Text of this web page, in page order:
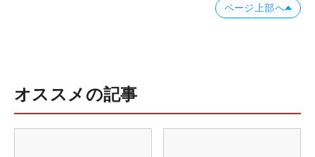
ページ上部へ
オススメの記事